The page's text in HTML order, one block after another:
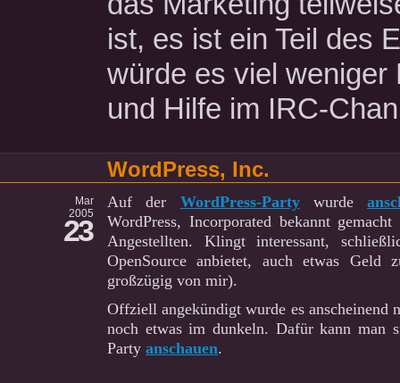
ist, es ist ein Teil des
würde es viel weniger
und Hilfe im IRC-
WordPress, Inc.
Mar
2005
23
Auf der WordPress-Partywurde
WordPress, Incorporated bekannt
Angestellten. Klingt interessant,
OpenSource anbietet, auch etwas Geld
großzügig von mir).
Offziell angekündigt wurde es anscheinend
noch etwas im dunkeln. Dafür kann man
Party anschauen.